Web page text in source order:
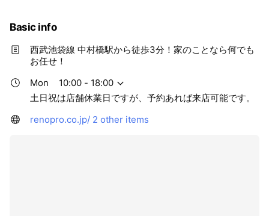
Basic info
西武池袋線 中村橋駅から徒歩3分！家のことなら何でも
お任せ！
Mon
10:00 - 18:00
土日祝は店舗休業日ですが、予約あれば来店可能です。
renopro.co.jp/ 2 other items